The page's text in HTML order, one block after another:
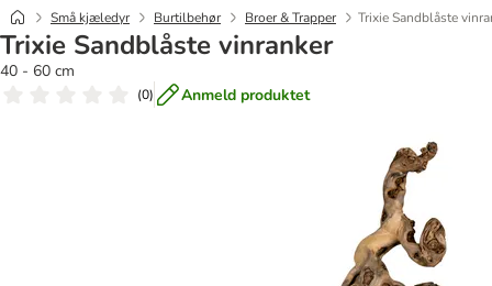
Små kjæledyr Burtilbehør Broer & Trapper Trixie Sandblåste
Trixie Sandblåste vinranker
40 - 60 cm
(0) Anmeld produktet